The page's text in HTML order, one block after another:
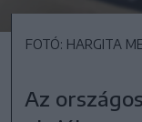
FOTÓ: HARGITA
Az